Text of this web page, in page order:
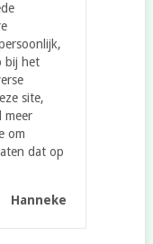
bij het
site,
meer
om
dat op
Hanneke